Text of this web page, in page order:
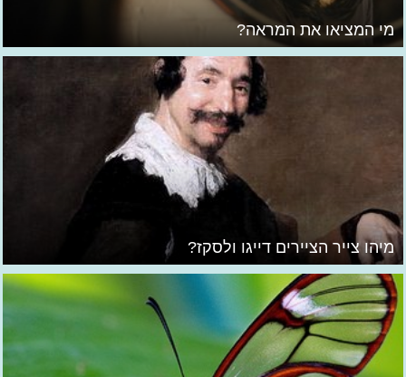
מי המציאו את המראה?
מיהו צייר הציירים דייגו ולסקז?